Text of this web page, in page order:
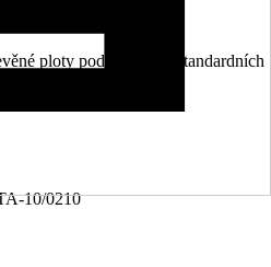
ploty podle tabulky standardních
10/0210